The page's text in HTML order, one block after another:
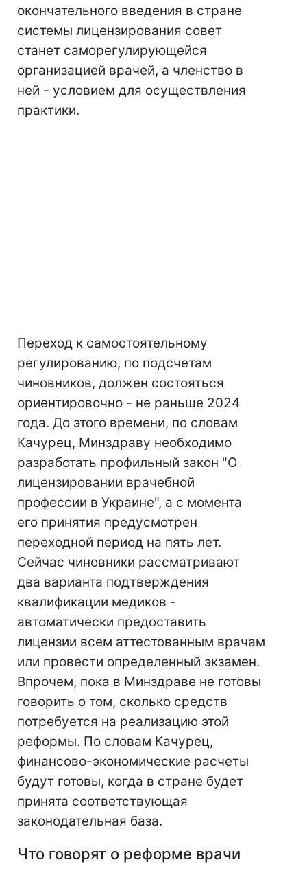
окончательного введения в стране
системы лицензирования совет
станет саморегулирующейся
организацией врачей, а членство в
ней - условием для осуществления
практики.
Переход к самостоятельному
регулированию, по подсчетам
чиновников, должен состояться
ориентировочно - не раньше 2024
года. До этого времени, по словам
Качурец, Минздраву необходимо
разработать профильный закон "О
лицензировании врачебной
профессии в Украине", а с момента
его принятия предусмотрен
переходной период на пять лет.
Сейчас чиновники рассматривают
два варианта подтверждения
квалификации медиков -
автоматически предоставить
лицензии всем аттестованным врачам
или провести определенный экзамен.
Впрочем, пока в Минздраве не готовы
говорить о том, сколько средств
потребуется на реализацию этой
реформы. По словам Качурец,
финансово-экономические расчеты
будут готовы, когда в стране будет
принята соответствующая
законодательная база.
Что говорят о реформе врачи